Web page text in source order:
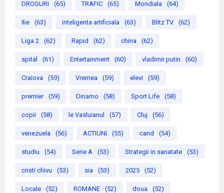
DROGURI (65) TRAFIC (65) Mondiala (64)
Ilie (63) inteligenta artificiala (63) Blitz TV (62)
Liga 2 (62) Rapid (62) china (62)
spital (61) Entertainment (60) vladimir putin (60)
Craiova (59) Vremea (59) elevi (59)
premier (59) Dinamo (58) Sport Life (58)
copii (58) le Vasluianul (57) Cluj (56)
venezuela (56) ACTIUNI (55) cand (54)
studiu (54) Serie A (53) Strategii in sanatate (53)
cristi chivu (53) sia (53) 2025 (52)
Locale (52) ROMANE (52) doua (52)